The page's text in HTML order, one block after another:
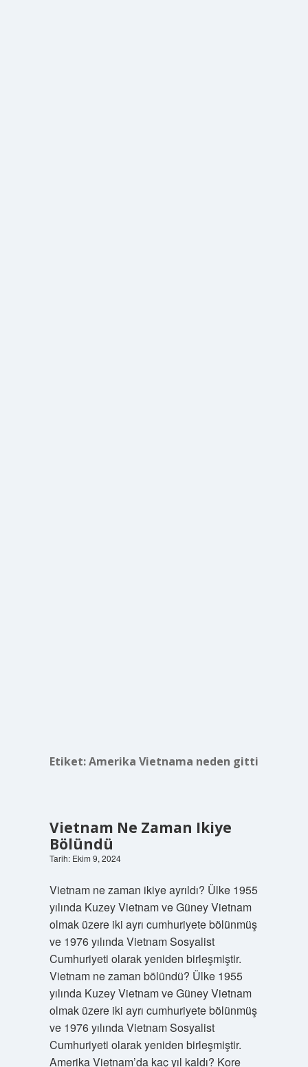
Etiket:Amerika Vietnama neden gitti
Vietnam Ne Zaman Ikiye
Bölündü
Tarih: Ekim 9, 2024
Vietnam ne zaman ikiye ayrıldı? Ülke 1955
yılında Kuzey Vietnam ve Güney Vietnam
olmak üzere iki ayrı cumhuriyete bölünmüş
ve 1976 yılında Vietnam Sosyalist
Cumhuriyeti olarak yeniden birleşmiştir.
Vietnam ne zaman bölündü? Ülke 1955
yılında Kuzey Vietnam ve Güney Vietnam
olmak üzere iki ayrı cumhuriyete bölünmüş
ve 1976 yılında Vietnam Sosyalist
Cumhuriyeti olarak yeniden birleşmiştir.
Amerika Vietnam’da kaç yıl kaldı? Kore